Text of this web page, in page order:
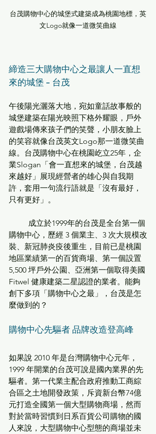
台茂購物中心的城堡式建築成為桃園地標，英
文Logo就像一道微笑曲線
締造三大購物中心之最讓人一直想
來的城堡 - 台茂
午後陽光灑落大地，宛如童話故事般的
城堡建築在陽光映照下格外耀眼，戶外
遊戲場傳來孩子們的笑聲，小朋友臉上
的笑容就像台茂英文Logo那一道微笑曲
線。台茂購物中心在桃園屹立25年，企
業Slogan「會一直想來的城堡，台茂越
來越好」展現經營者的雄心與自我期
許，套用一句流行語就是「沒有最好，
只有更好」。
購物中心，歷經 3 個業主、3 次大規模改
裝、新冠肺炎疫後重生，目前已是桃園
地區業績第一的百貨商場、第一個設置
5,500 坪戶外公園、亞洲第一個取得美國
Fitwel 健康建築二星認證的業者。能夠
創下多項「購物中心之最」，台茂是怎
麼做到的？
購物中心先驅者 品牌改造登高峰
如果說 2010 年是台灣購物中心元年，
1999 年開業的台茂可說是國內業界的先
驅者。第一代業主配合政府推動工商綜
合區之土地開發政策，斥資新台幣74億
元打造全國第一個大型購物商場，然而
對於當時習慣到日系百貨公司購物的國
人來說，大型購物中心型態的商場並未